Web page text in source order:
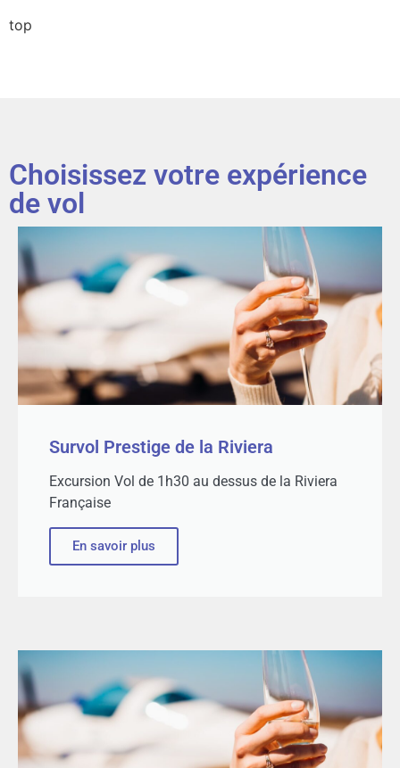
top
Choisissez votre expérience
de vol
Survol Prestige de la Riviera​
Excursion Vol de 1h30 au dessus de la Riviera
Française​
En savoir plus